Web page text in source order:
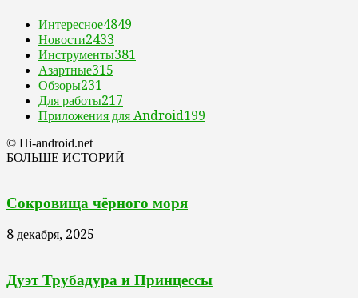
Интересное4849
Новости2433
Инструменты381
Азартные315
Обзоры231
Для работы217
Приложения для Android199
© Hi-android.net
БОЛЬШЕ ИСТОРИЙ
Сокровища чёрного моря
8 декабря, 2025
Дуэт Трубадура и Принцессы